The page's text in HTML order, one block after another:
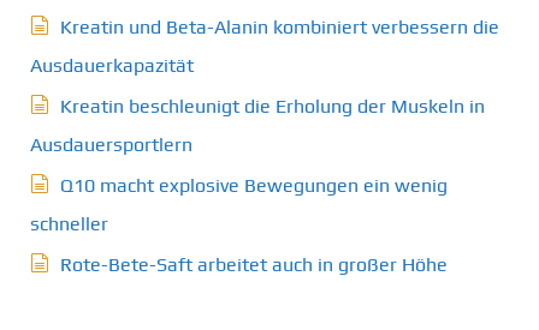
Kreatin und Beta-Alanin kombiniert verbessern die
Ausdauerkapazität
Kreatin beschleunigt die Erholung der Muskeln in
Ausdauersportlern
Q10 macht explosive Bewegungen ein wenig
schneller
Rote-Bete-Saft arbeitet auch in großer Höhe